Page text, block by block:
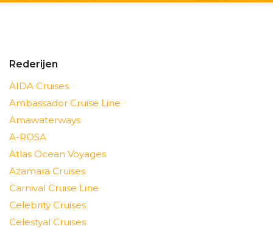
Rederijen
AIDA Cruises
Ambassador Cruise Line
Amawaterways
A-ROSA
Atlas Ocean Voyages
Azamara Cruises
Carnival Cruise Line
Celebrity Cruises
Celestyal Cruises